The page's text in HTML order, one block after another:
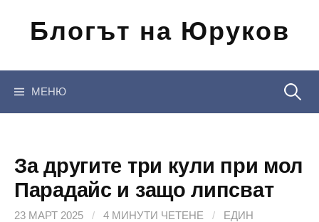
съдържанието
Блогът на Юруков
МЕНЮ
За другите три кули при мол
Парадайс и защо липсват
23 МАРТ 2025 / 4 МИНУТИ ЧЕТЕНЕ /
ЕДИН